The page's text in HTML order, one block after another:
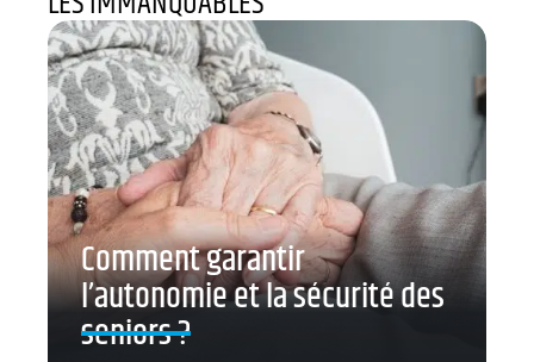
Comment garantir
l’autonomie et la sécurité des
seniors ?